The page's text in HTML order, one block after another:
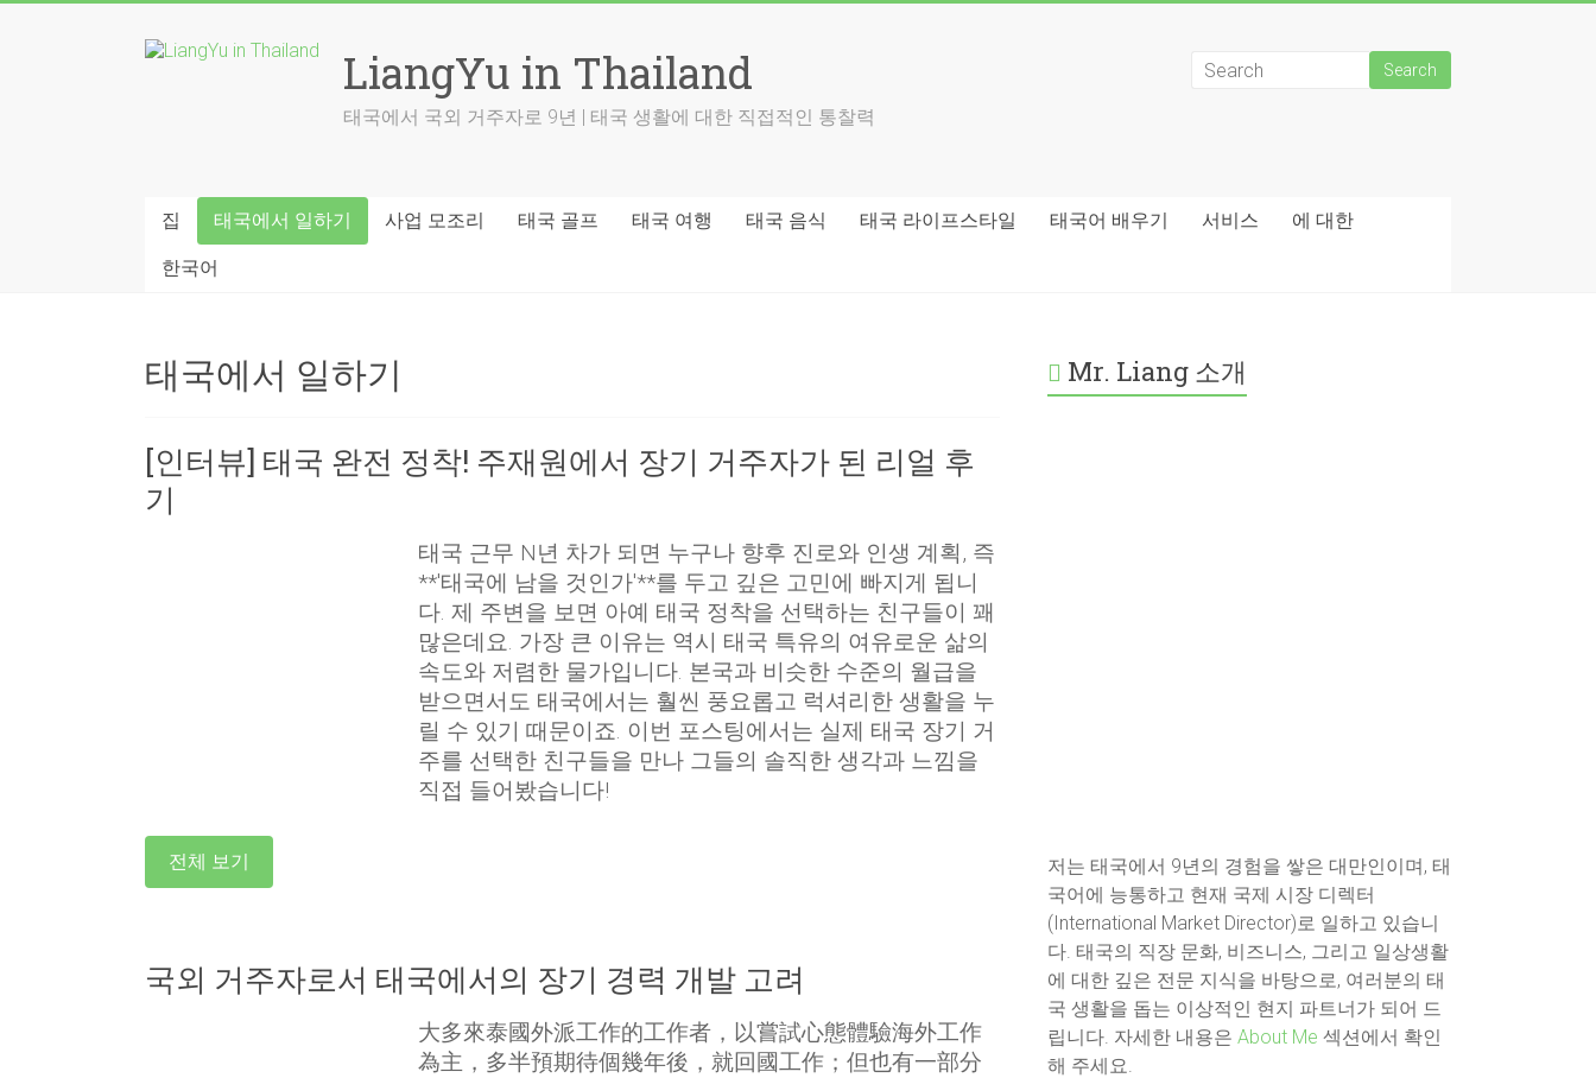
LiangYu in Thailand
태국에서 국외 거주자로 9년 | 태국 생활에 대한 직접적인 통찰력
집 태국에서 일하기 사업 모조리 태국 골프 태국 여행 태국 음식 태국 라이프스타일 태국어 배우기 서비스 에 대한
한국어
태국에서 일하기
[인터뷰] 태국 완전 정착! 주재원에서 장기 거주자가 된 리얼 후
기
태국 근무 N년 차가 되면 누구나 향후 진로와 인생 계획, 즉
**'태국에 남을 것인가'**를 두고 깊은 고민에 빠지게 됩니
다. 제 주변을 보면 아예 태국 정착을 선택하는 친구들이 꽤
많은데요. 가장 큰 이유는 역시 태국 특유의 여유로운 삶의
속도와 저렴한 물가입니다. 본국과 비슷한 수준의 월급을
받으면서도 태국에서는 훨씬 풍요롭고 럭셔리한 생활을 누
릴 수 있기 때문이죠. 이번 포스팅에서는 실제 태국 장기 거
주를 선택한 친구들을 만나 그들의 솔직한 생각과 느낌을
직접 들어봤습니다!
전체 보기
국외 거주자로서 태국에서의 장기 경력 개발 고려
大多來泰國外派工作的工作者，以嘗試心態體驗海外工作
為主，多半預期待個幾年後，就回國工作；但也有一部分
Mr. Liang 소개
저는 태국에서 9년의 경험을 쌓은 대만인이며, 태
국어에 능통하고 현재 국제 시장 디렉터
(International Market Director)로 일하고 있습니
다. 태국의 직장 문화, 비즈니스, 그리고 일상생활
에 대한 깊은 전문 지식을 바탕으로, 여러분의 태
국 생활을 돕는 이상적인 현지 파트너가 되어 드
립니다. 자세한 내용은About Me 섹션에서 확인
해 주세요.